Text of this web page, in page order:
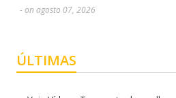
- on agosto 07, 2026
ÚLTIMAS